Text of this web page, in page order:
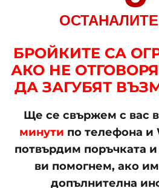
БРОЙКИТЕ СА
АКО НЕ
ДА ЗАГУБЯТ
Ще се свържем с вас
минути по телефона и
потвърдим поръчката
ви помогнем, ако
допълнителна